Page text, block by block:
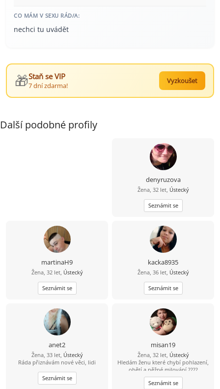
CO MÁM V SEXU RÁD/A:
nechci tu uvádět
🎁Staň se VIP
7 dní zdarma!
Vyzkoušet
Další podobné profily
denyruzova
Žena, 32 let, Ústecký
Seznámit se
martinaH9
Žena, 32 let, Ústecký
Seznámit se
kacka8935
Žena, 36 let, Ústecký
Seznámit se
anet2
Žena, 33 let, Ústecký
Ráda přiznávám nové věci, lidi
Seznámit se
misan19
Žena, 32 let, Ústecký
Hledám ženu které chybí pohlazení,
obětí a něžné milování ????
Seznámit se